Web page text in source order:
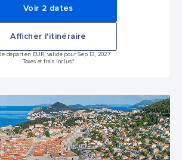
Voir 2 dates
Afficher l'itinéraire
départ en EUR, valide pour Sep 13, 2027
Taxes et frais inclus.*